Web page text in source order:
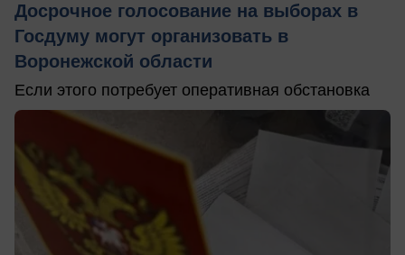
Досрочное голосование на выборах в
Госдуму могут организовать в
Воронежской области
Если этого потребует оперативная обстановка